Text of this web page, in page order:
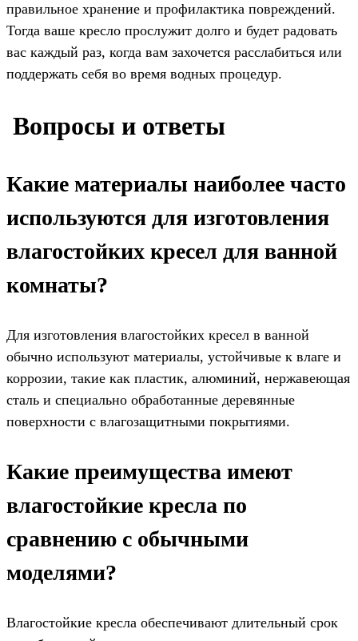
правильное хранение и профилактика повреждений.
Тогда ваше кресло прослужит долго и будет радовать
вас каждый раз, когда вам захочется расслабиться или
поддержать себя во время водных процедур.
️ Вопросы и ответы
Какие материалы наиболее часто
используются для изготовления
влагостойких кресел для ванной
комнаты?
Для изготовления влагостойких кресел в ванной
обычно используют материалы, устойчивые к влаге и
коррозии, такие как пластик, алюминий, нержавеющая
сталь и специально обработанные деревянные
поверхности с влагозащитными покрытиями.
Какие преимущества имеют
влагостойкие кресла по
сравнению с обычными
моделями?
Влагостойкие кресла обеспечивают длительный срок